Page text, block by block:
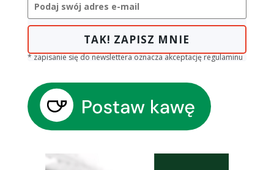
TAK! ZAPISZ MNIE
* zapisanie się do newslettera oznacza akceptację regulaminu